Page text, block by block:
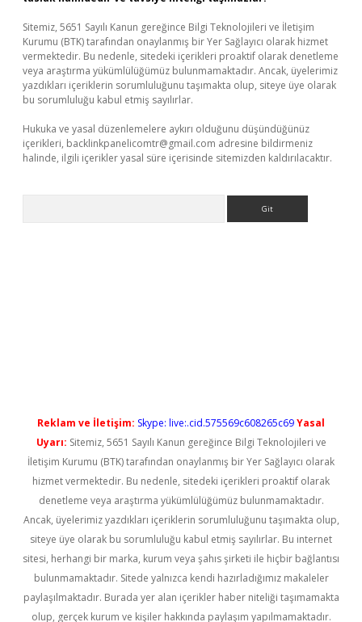
Sitemiz, 5651 Sayılı Kanun gereğince Bilgi Teknolojileri ve İletişim
Kurumu (BTK) tarafından onaylanmış bir Yer Sağlayıcı olarak hizmet
vermektedir. Bu nedenle, sitedeki içerikleri proaktif olarak denetleme
veya araştırma yükümlülüğümüz bulunmamaktadır. Ancak, üyelerimiz
yazdıkları içeriklerin sorumluluğunu taşımakta olup, siteye üye olarak
bu sorumluluğu kabul etmiş sayılırlar.
Hukuka ve yasal düzenlemelere aykırı olduğunu düşündüğünüz
içerikleri, backlinkpanelicomtr@gmail.com adresine bildirmeniz
halinde, ilgili içerikler yasal süre içerisinde sitemizden kaldırılacaktır.
Reklam ve İletişim: Skype: live:.cid.575569c608265c69Yasal
Uyarı: Sitemiz, 5651 Sayılı Kanun gereğince Bilgi Teknolojileri ve
İletişim Kurumu (BTK) tarafından onaylanmış bir Yer Sağlayıcı olarak
hizmet vermektedir. Bu nedenle, sitedeki içerikleri proaktif olarak
denetleme veya araştırma yükümlülüğümüz bulunmamaktadır.
Ancak, üyelerimiz yazdıkları içeriklerin sorumluluğunu taşımakta olup,
siteye üye olarak bu sorumluluğu kabul etmiş sayılırlar. Bu internet
sitesi, herhangi bir marka, kurum veya şahıs şirketi ile hiçbir bağlantısı
bulunmamaktadır. Sitede yalnızca kendi hazırladığımız makaleler
paylaşılmaktadır. Burada yer alan içerikler haber niteliği taşımamakta
olup, gerçek kurum ve kişiler hakkında paylaşım yapılmamaktadır.